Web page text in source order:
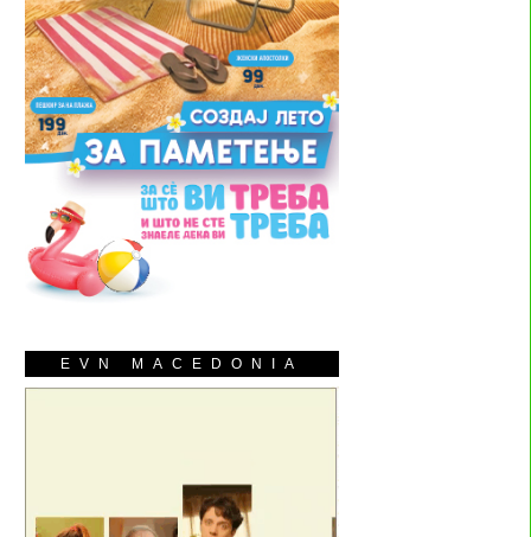
EVN MACEDONIA